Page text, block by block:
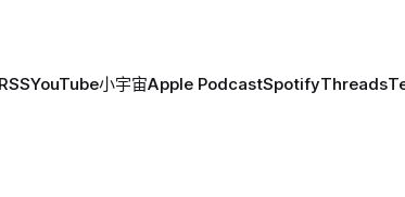
YouTube小宇宙Apple PodcastSpotifyThreads